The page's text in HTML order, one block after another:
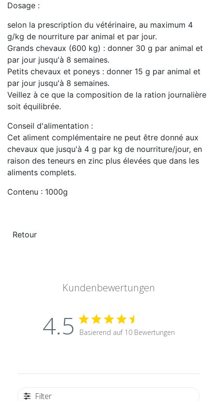
Dosage :
selon la prescription du vétérinaire, au maximum 4
g/kg de nourriture par animal et par jour.
Grands chevaux (600 kg) : donner 30 g par animal et
par jour jusqu'à 8 semaines.
Petits chevaux et poneys : donner 15 g par animal et
par jour jusqu'à 8 semaines.
Veillez à ce que la composition de la ration journalière
soit équilibrée.
Conseil d'alimentation :
Cet aliment complémentaire ne peut être donné aux
chevaux que jusqu'à 4 g par kg de nourriture/jour, en
raison des teneurs en zinc plus élevées que dans les
aliments complets.
Contenu : 1000g
Kundenbewertungen
4.5 Basierend auf 10 Bewertungen
Filter